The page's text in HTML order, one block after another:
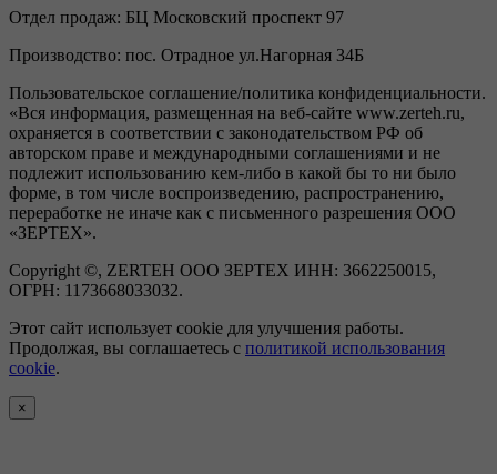
Отдел продаж: БЦ Московский проспект 97
Производство: пос. Отрадное ул.Нагорная 34Б
Пользовательское соглашение/политика конфиденциальности.
«Вся информация, размещенная на веб-сайте www.zerteh.ru,
охраняется в соответствии с законодательством РФ об
авторском праве и международными соглашениями и не
подлежит использованию кем-либо в какой бы то ни было
форме, в том числе воспроизведению, распространению,
переработке не иначе как с письменного разрешения ООО
«ЗЕРТЕХ».
Copyright ©, ZERTEH ООО ЗЕРТЕХ ИНН: 3662250015,
ОГРН: 1173668033032.
Этот сайт использует cookie для улучшения работы.
Продолжая, вы соглашаетесь с политикой использования
cookie.
×